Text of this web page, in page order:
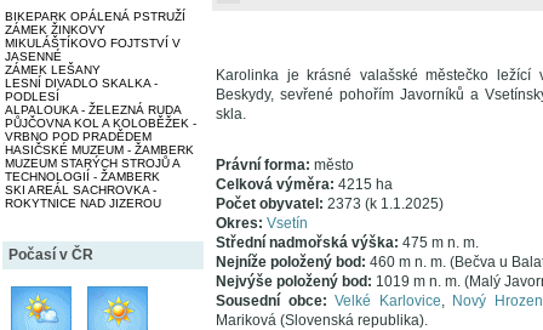
BIKEPARK OPÁLENÁ PSTRUŽÍ
ZÁMEK ŽINKOVY
MIKULÁŠTÍKOVO FOJTSTVÍ V
JASENNÉ
ZÁMEK LEŠANY
LESNÍ DIVADLO SKALKA -
PODLESÍ
ALPALOUKA - ŽELEZNÁ RUDA
PŮJČOVNA KOL A KOLOBĚŽEK -
VRBNO POD PRADĚDEM
HASIČSKÉ MUZEUM - ŽAMBERK
MUZEUM STARÝCH STROJŮ A
TECHNOLOGIÍ - ŽAMBERK
SKI AREÁL SACHROVKA -
ROKYTNICE NAD JIZEROU
Počasí v ČR
Karolinka je krásné valašské městečko
Beskydy, sevřené pohořím Javorníků a
skla.
Právní forma: město
Celková výměra: 4215 ha
Počet obyvatel: 2373 (k 1.1.2025)
Okres: Vsetín
Střední nadmořská výška: 475 m n. m.
Nejníže položený bod: 460 m n. m. (Bečva u
Nejvýše položený bod: 1019 m n. m. (Malý
Sousední obce:Velké Karlovice, Nový
Mariková (Slovenská republika).